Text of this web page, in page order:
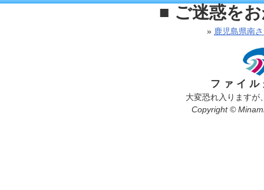
■ ご迷惑を
» 鹿児島県南
ファイ
大変恐れ入りますが
Copyright ©